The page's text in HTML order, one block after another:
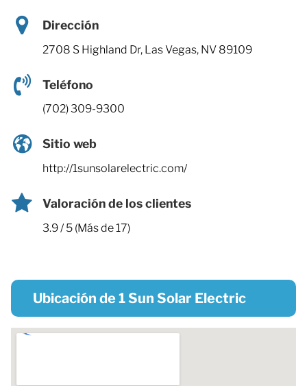
Dirección
2708 S Highland Dr, Las Vegas, NV 89109
Teléfono
(702) 309-9300
Sitio web
http://1sunsolarelectric.com/
Valoración de los clientes
3.9 / 5 (Más de 17)
Ubicación de 1 Sun Solar Electric